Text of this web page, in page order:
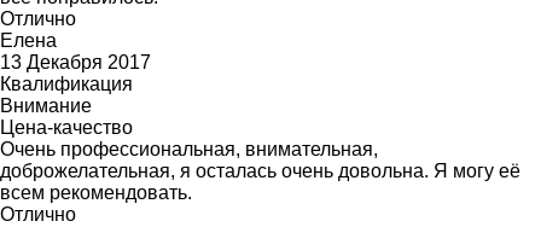
Отлично
Елена
13 Декабря 2017
Квалификация
Внимание
Цена-качество
Очень профессиональная, внимательная,
доброжелательная, я осталась очень довольна. Я могу её
всем рекомендовать.
Отлично